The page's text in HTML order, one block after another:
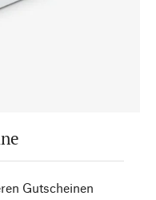
Gutscheinen